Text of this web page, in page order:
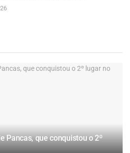
Pancas, que conquistou o 2º